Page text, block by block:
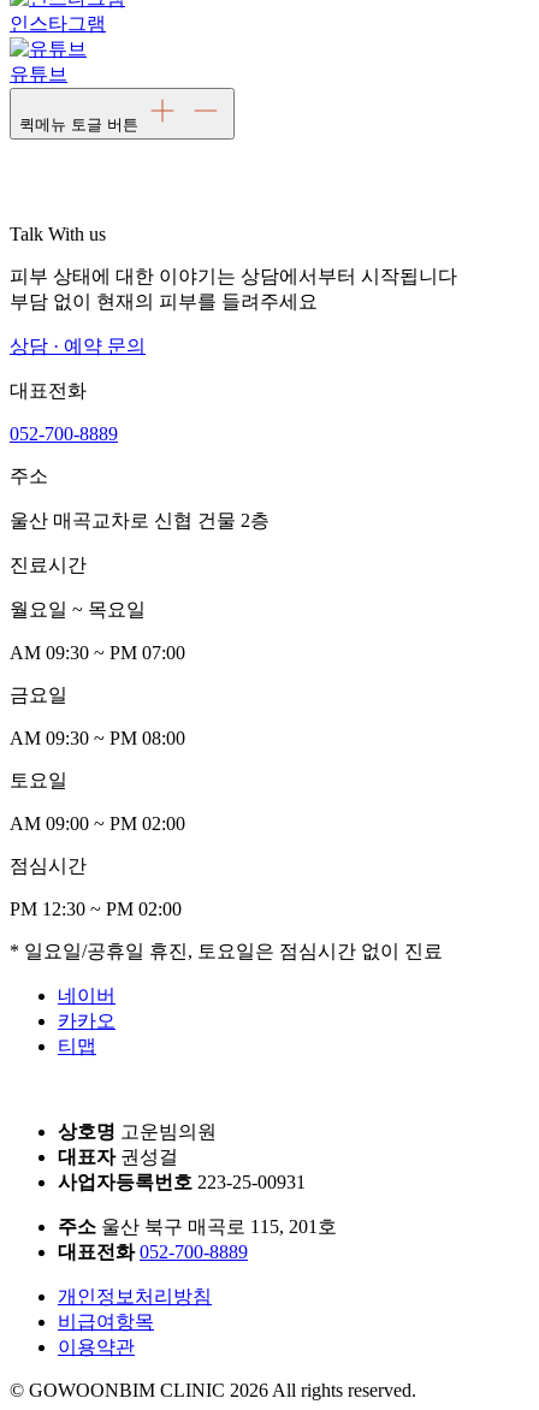
인스타그램
유튜브
퀵메뉴 토글 버튼
Talk With us
피부 상태에 대한 이야기는 상담에서부터 시작됩니다
부담 없이 현재의 피부를 들려주세요
상담 · 예약 문의
대표전화
052-700-8889
주소
울산 매곡교차로 신협 건물 2층
진료시간
월요일 ~ 목요일
AM 09:30 ~ PM 07:00
금요일
AM 09:30 ~ PM 08:00
토요일
AM 09:00 ~ PM 02:00
점심시간
PM 12:30 ~ PM 02:00
* 일요일/공휴일 휴진, 토요일은 점심시간 없이 진료
네이버
카카오
티맵
상호명 고운빔의원
대표자 권성걸
사업자등록번호 223-25-00931
주소 울산 북구 매곡로 115, 201호
대표전화 052-700-8889
개인정보처리방침
비급여항목
이용약관
© GOWOONBIM CLINIC 2026 All rights reserved.